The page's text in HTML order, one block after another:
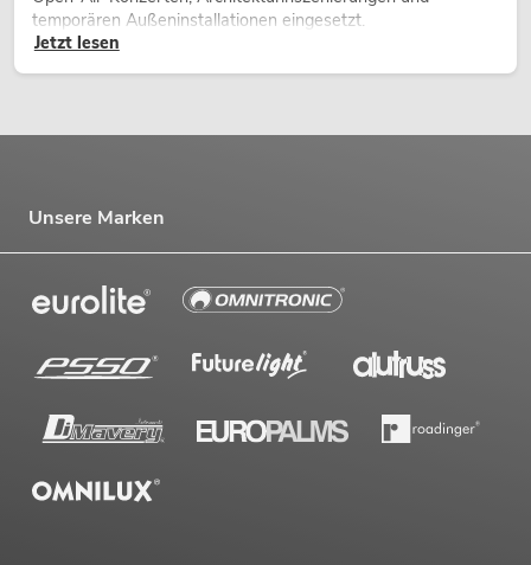
temporären Außeninstallationen eingesetzt.
Jetzt lesen
Unsere Marken